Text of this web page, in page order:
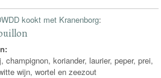
kookt met Kranenborg:
champignon, koriander, laurier, peper, prei,
wijn, wortel en zeezout